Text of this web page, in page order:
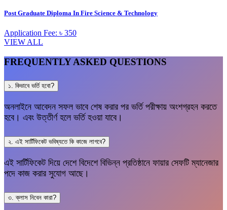
Post Graduate Diploma In Fire Science & Technology
Application Fee: ৳ 350
VIEW ALL
FREQUENTLY ASKED QUESTIONS
১. কিভাবে ভর্তি হবো?
অনলাইনে আবেদন সফল ভাবে শেষ করার পর ভর্তি পরীক্ষায় অংশগ্রহন করতে
হবে। এবং উত্তীর্ণ হলে ভর্তি হওয়া যাবে।
২. এই সার্টিফিকেট ভবিষ্যতে কি কাজে লাগবে?
এই সার্টিফিকেট দিয়ে দেশে বিদেশে বিভিন্ন প্রতিষ্ঠানে ফায়ার সেফটি ম্যানেজার
পদে কাজ করার সুযোগ আছে।
৩. ক্লাস নিবেন কারা?